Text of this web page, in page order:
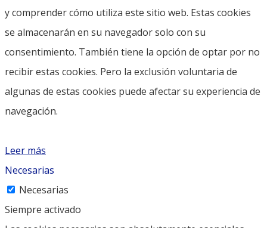
y comprender cómo utiliza este sitio web. Estas cookies
se almacenarán en su navegador solo con su
consentimiento. También tiene la opción de optar por no
recibir estas cookies. Pero la exclusión voluntaria de
algunas de estas cookies puede afectar su experiencia de
navegación.
Leer más
Necesarias
Necesarias
Siempre activado